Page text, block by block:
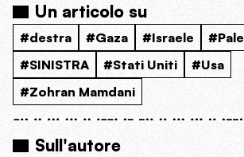
Un articolo su
#destra #Gaza #Israele
#SINISTRA
#Stati Uniti
#Usa
#Zohran Mamdani
Sull'autore